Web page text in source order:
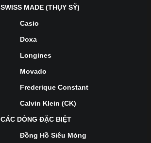
SWISS MADE (THỤY SỸ)
Casio
Doxa
Longines
Movado
Frederique Constant
Calvin Klein (CK)
CÁC DÒNG ĐẶC BIỆT
Đồng Hồ Siêu Mỏng